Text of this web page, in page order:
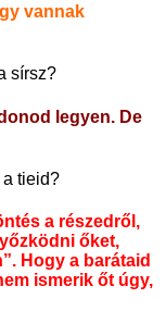
vannak
sírsz?
legyen. De
a tieid?
a részedről,
őket,
Hogy a barátaid
ismerik őt úgy,